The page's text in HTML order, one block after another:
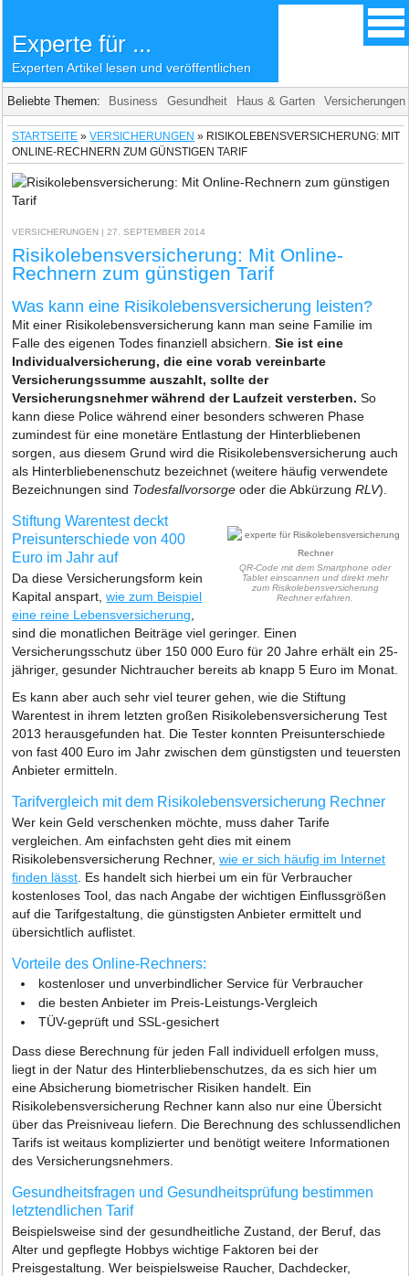
Experte für ...
Experten Artikel lesen und veröffentlichen
Beliebte Themen: Business Gesundheit Haus & Garten Versicherungen
STARTSEITE »VERSICHERUNGEN » RISIKOLEBENSVERSICHERUNG: MIT
ONLINE-RECHNERN ZUM GÜNSTIGEN TARIF
VERSICHERUNGEN | 27. SEPTEMBER 2014
Risikolebensversicherung: Mit Online-
Rechnern zum günstigen Tarif
Was kann eine Risikolebensversicherung leisten?
Mit einer Risikolebensversicherung kann man seine Familie im
Falle des eigenen Todes finanziell absichern.Sie ist eine
Individualversicherung, die eine vorab vereinbarte
Versicherungssumme auszahlt, sollte der
Versicherungsnehmer während der Laufzeit versterben. So
kann diese Police während einer besonders schweren Phase
zumindest für eine monetäre Entlastung der Hinterbliebenen
sorgen, aus diesem Grund wird die Risikolebensversicherung auch
als Hinterbliebenenschutz bezeichnet (weitere häufig verwendete
Bezeichnungen sind Todesfallvorsorge oder die AbkürzungRLV).
QR-Code mit dem Smartphone oder
Tablet einscannen und direkt mehr
zum Risikolebensversicherung
Rechner erfahren.
Stiftung Warentest deckt
Preisunterschiede von 400
Euro im Jahr auf
Da diese Versicherungsform kein
Kapital anspart,wie zum Beispiel
eine reine Lebensversicherung
sind die monatlichen Beiträge viel geringer. Einen
Versicherungsschutz über 150 000 Euro für 20 Jahre erhält ein 25-
jähriger, gesunder Nichtraucher bereits ab knapp 5 Euro im Monat.
Es kann aber auch sehr viel teurer gehen, wie die Stiftung
Warentest in ihrem letzten großen Risikolebensversicherung Test
2013 herausgefunden hat. Die Tester konnten Preisunterschiede
von fast 400 Euro im Jahr zwischen dem günstigsten und teuersten
Anbieter ermitteln.
Tarifvergleich mit dem Risikolebensversicherung Rechner
Wer kein Geld verschenken möchte, muss daher Tarife
vergleichen. Am einfachsten geht dies mit einem
Risikolebensversicherung Rechner,wie er sich häufig im Internet
finden lässt . Es handelt sich hierbei um ein für Verbraucher
kostenloses Tool, das nach Angabe der wichtigen Einflussgrößen
auf die Tarifgestaltung, die günstigsten Anbieter ermittelt und
übersichtlich auflistet.
Vorteile des Online-Rechners:
kostenloser und unverbindlicher Service für Verbraucher
die besten Anbieter im Preis-Leistungs-Vergleich
TÜV-geprüft und SSL-gesichert
Dass diese Berechnung für jeden Fall individuell erfolgen muss,
liegt in der Natur des Hinterbliebenschutzes, da es sich hier um
eine Absicherung biometrischer Risiken handelt. Ein
Risikolebensversicherung Rechner kann also nur eine Übersicht
über das Preisniveau liefern. Die Berechnung des schlussendlichen
Tarifs ist weitaus komplizierter und benötigt weitere Informationen
des Versicherungsnehmers.
Gesundheitsfragen und Gesundheitsprüfung bestimmen
letztendlichen Tarif
Beispielsweise sind der gesundheitliche Zustand, der Beruf, das
Alter und gepflegte Hobbys wichtige Faktoren bei der
Preisgestaltung. Wer beispielsweise Raucher, Dachdecker,